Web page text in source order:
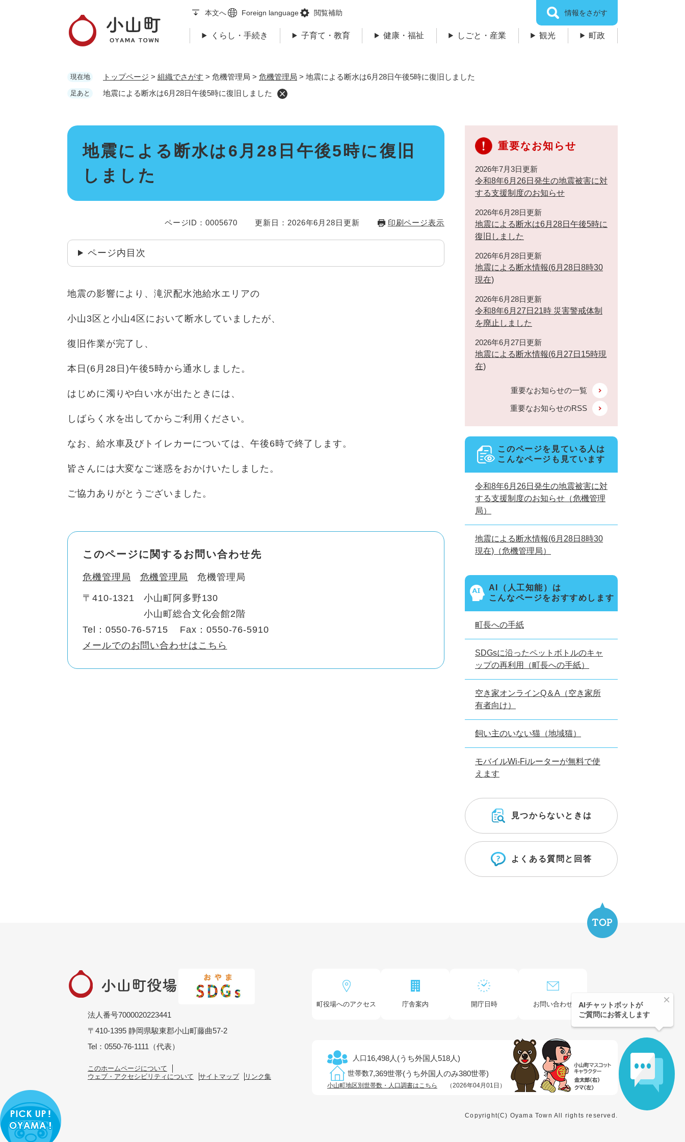
メニューを飛ばして本文へ
本文へ Foreign language 閲覧補助 情報をさがす
くらし・手続き 子育て・教育 健康・福祉 しごと・産業 観光 町政
現在地 トップページ > 組織でさがす > 危機管理局 > 危機管理局 > 地震による断水は6月28日午後5時に復旧しました
足あと 地震による断水は6月28日午後5時に復旧しました
本
地震による断水は6月28日午後5時に復旧
しました
ページID：0005670 更新日：2026年6月28日更新 印刷ページ表示
ページ内目次
地震の影響により、滝沢配水池給水エリアの
小山3区と小山4区において断水していましたが、
復旧作業が完了し、
本日(6月28日)午後5時から通水しました。
はじめに濁りや白い水が出たときには、
しばらく水を出してからご利用ください。
なお、給水車及びトイレカーについては、午後6時で終了します。
皆さんには大変なご迷惑をおかけいたしました。
ご協力ありがとうございました。
このページに関するお問い合わせ先
危機管理局 危機管理局 危機管理局
〒410-1321
小山町阿多野130
小山町総合文化会館2階
Tel：0550-76-5715
Fax：0550-76-5910
メールでのお問い合わせはこちら
重要なお知らせ
2026年7月3日更新
令和8年6月26日発生の地震被害に対
する支援制度のお知らせ
2026年6月28日更新
地震による断水は6月28日午後5時に
復旧しました
2026年6月28日更新
地震による断水情報(6月28日8時30
現在)
2026年6月28日更新
令和8年6月27日21時 災害警戒体制
を廃止しました
2026年6月27日更新
地震による断水情報(6月27日15時現
在)
重要なお知らせの一覧
重要なお知らせのRSS
このページを見ている人は
こんなページも見ています
令和8年6月26日発生の地震被害に対
する支援制度のお知らせ（危機管理
局）
地震による断水情報(6月28日8時30
現在)（危機管理局）
AI（人工知能）は
こんなページをおすすめします
町長への手紙
SDGsに沿ったペットボトルのキャ
ップの再利用（町長への手紙）
空き家オンラインQ＆A（空き家所
有者向け）
飼い主のいない猫（地域猫）
モバイルWi-Fiルーターが無料で使
えます
見つからないときは
よくある質問と回答
法人番号7000020223441
〒410-1395 静岡県駿東郡小山町藤曲57-2
Tel：0550-76-1111（代表）
このホームページについて
ウェブ・アクセシビリティについて
サイトマップ リンク集
町役場へのアクセス 庁舎案内 開庁日時 お問い合わせ
人口16,498人(うち外国人518人)
世帯数7,369世帯(うち外国人のみ380世帯)
小山町地区別世帯数・人口調書はこちら （2026年04月01日）
Copyright(C) Oyama Town All rights reserved.